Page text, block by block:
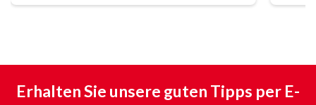
Erhalten Sie unsere guten Tipps per E-